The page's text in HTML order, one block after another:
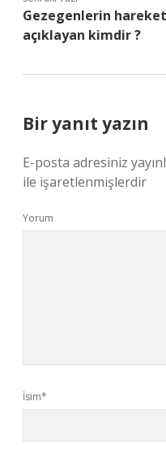
Gezegenlerin
açıklayan kimdir ?
Bir yanıt yazın
E-posta adresiniz
ile işaretlenmişlerdir
Yorum
İsim*